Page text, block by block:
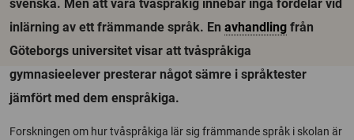
svenska. Men att vara tvåspråkig innebär inga fördelar vid
inlärning av ett främmande språk. En avhandling från
Göteborgs universitet visar att tvåspråkiga
gymnasieelever presterar något sämre i språktester
jämfört med dem enspråkiga.
Forskningen om hur tvåspråkiga lär sig främmande språk i skolan är